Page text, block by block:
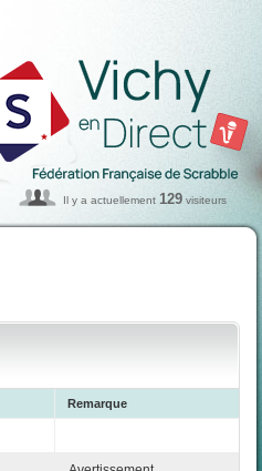
Il y a actuellement 129 visiteurs
Remarque